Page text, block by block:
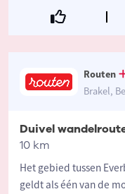
Routen
Brakel,
Duivel
10 km
Het gebied tussen
geldt als één van de